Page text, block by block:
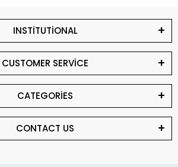
INSTİTUTİONAL
CUSTOMER SERVİCE
CATEGORİES
CONTACT US